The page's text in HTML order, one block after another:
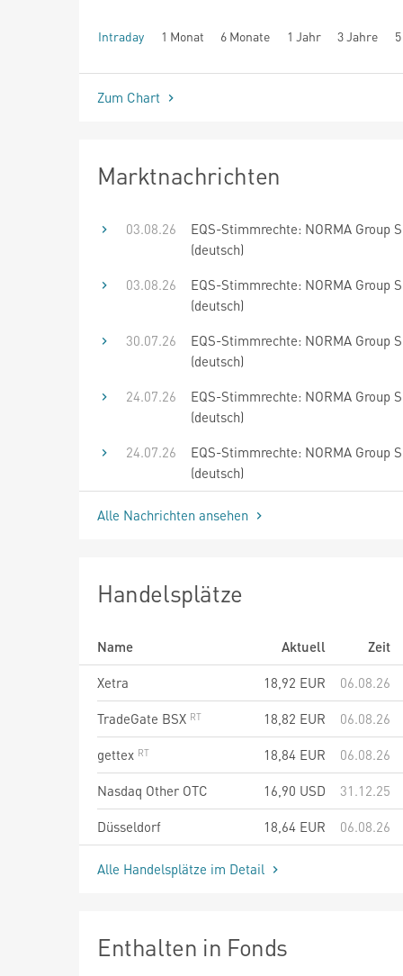
Intraday 1 Monat 6 Monate 1 Jahr 3 Jahre
seit Beginn
Zum Chart
Marktnachrichten
03.08.26
EQS-Stimmrechte: NORMA Group
(deutsch)
03.08.26
EQS-Stimmrechte: NORMA Group
(deutsch)
30.07.26
EQS-Stimmrechte: NORMA Group
(deutsch)
24.07.26
EQS-Stimmrechte: NORMA Group
(deutsch)
24.07.26
EQS-Stimmrechte: NORMA Group
(deutsch)
Alle Nachrichten ansehen
Handelsplätze
Name Aktuell
Zeit
Xetra
18,92 EUR
06.08.26
TradeGate BSX
18,82 EUR
06.08.26
gettex
18,84 EUR
06.08.26
Nasdaq Other OTC
16,90 USD
31.12.25
Düsseldorf
18,64 EUR 06.08.26
Alle Handelsplätze im Detail
Enthalten in Fonds